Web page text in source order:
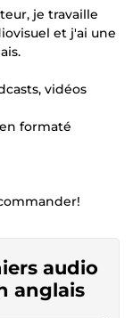
je travaille
et j'ai une
vidéos
formaté
audio
anglais